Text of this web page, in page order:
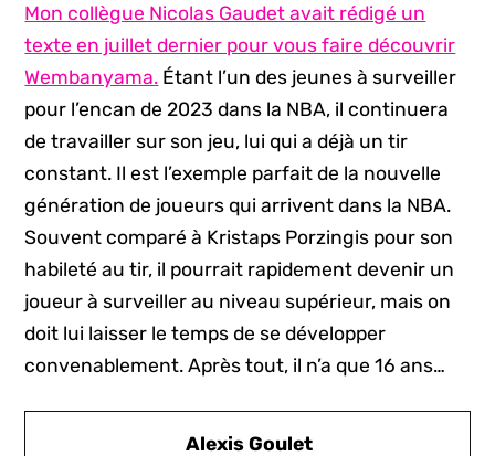
Mon collègue Nicolas Gaudet avait rédigé un
texte en juillet dernier pour vous faire découvrir
Wembanyama. Étant l’un des jeunes à surveiller
pour l’encan de 2023 dans la NBA, il continuera
de travailler sur son jeu, lui qui a déjà un tir
constant. Il est l’exemple parfait de la nouvelle
génération de joueurs qui arrivent dans la NBA.
Souvent comparé à Kristaps Porzingis pour son
habileté au tir, il pourrait rapidement devenir un
joueur à surveiller au niveau supérieur, mais on
doit lui laisser le temps de se développer
convenablement. Après tout, il n’a que 16 ans…
Alexis Goulet